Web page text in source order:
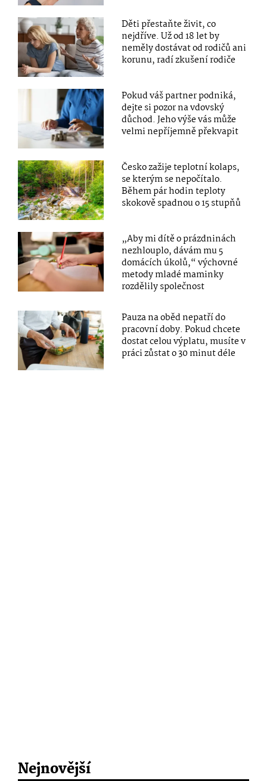
Děti přestaňte živit, co
nejdříve. Už od 18 let by
neměly dostávat od rodičů ani
korunu, radí zkušení rodiče
Pokud váš partner podniká,
dejte si pozor na vdovský
důchod. Jeho výše vás může
velmi nepříjemně překvapit
Česko zažije teplotní kolaps,
se kterým se nepočítalo.
Během pár hodin teploty
skokově spadnou o 15 stupňů
„Aby mi dítě o prázdninách
nezhlouplo, dávám mu 5
domácích úkolů,“ výchovné
metody mladé maminky
rozdělily společnost
Pauza na oběd nepatří do
pracovní doby. Pokud chcete
dostat celou výplatu, musíte v
práci zůstat o 30 minut déle
Nejnovější